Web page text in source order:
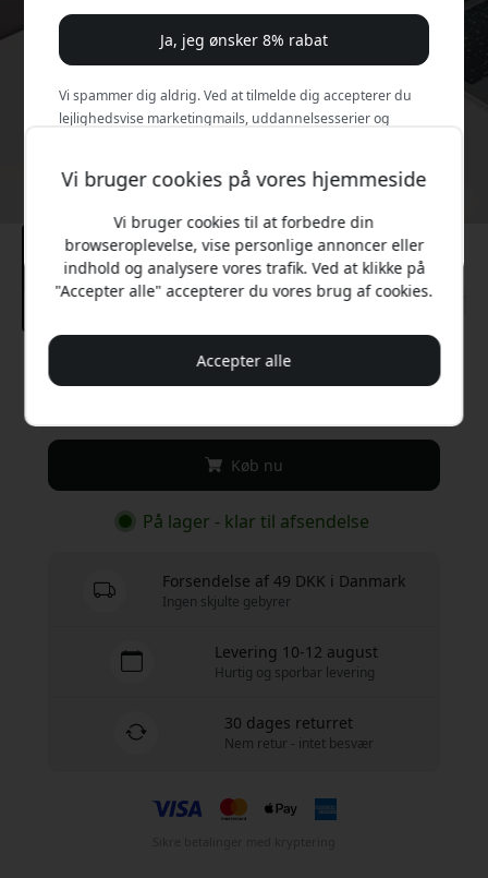
Anbefalet pris
Køb nu
På lager - klar til afsendelse
Forsendelse af 49 DKK i Danmark
Ingen skjulte gebyrer
Levering 10-12 august
Hurtig og sporbar levering
30 dages returret
Nem retur - intet besvær
Vi bruger cookies på vores hjemmeside
Vi bruger cookies til at forbedre din
browseroplevelse, vise personlige annoncer eller
indhold og analysere vores trafik. Ved at klikke på
"Accepter alle" accepterer du vores brug af cookies.
Accepter alle
Ja, jeg ønsker 8% rabat
Vi spammer dig aldrig. Ved at tilmelde dig accepterer du
lejlighedsvise marketingmails, uddannelsesserier og
Nej, jeg vil hellere betale fuld pris.